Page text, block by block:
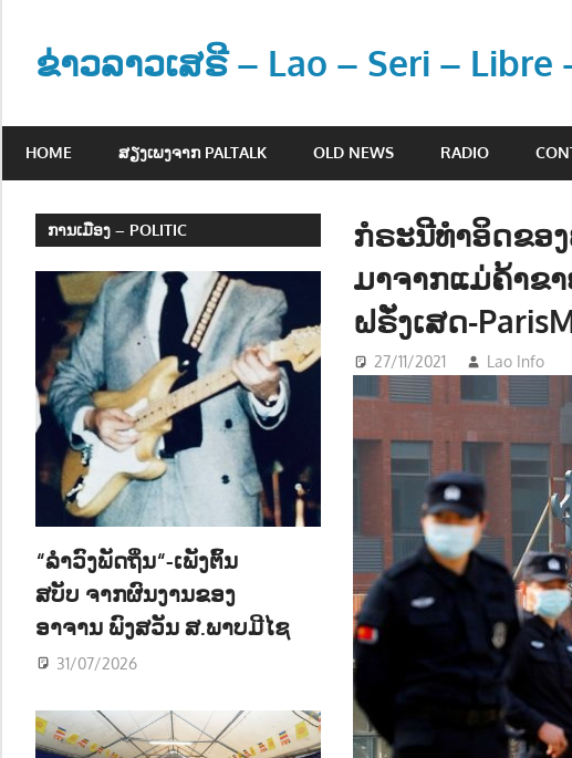
contentຂ່າວລາວເສຣີ – Lao – Seri – Libre
ວ
ະ
ຂ່
າ
ວ
າ
HOME ສຽງເພງຈາກ PALTALK OLD NEWS RADIO
ກໍຣະນີທໍາອິດຂອ
ມາຈາກແມ່ຄ້າຂ
ຝຣັ່ງເສດ-
27/11/2021 Lao Info
ການເມືອງ – POLITIC
“ລຳວົງພັດຖິ່ນ“-ເພັງຕົ້ນ
ສບັບ ຈາກຜົນງານຂອງ
ອາຈານ ພົງສວັນ ສ.ພາບມີໄຊ
31/07/2026